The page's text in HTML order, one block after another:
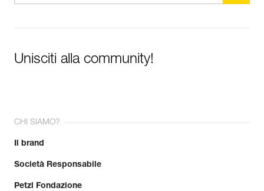
Unisciti alla community!
CHI SIAMO?
Il brand
Società Responsabile
Petzl Fondazione